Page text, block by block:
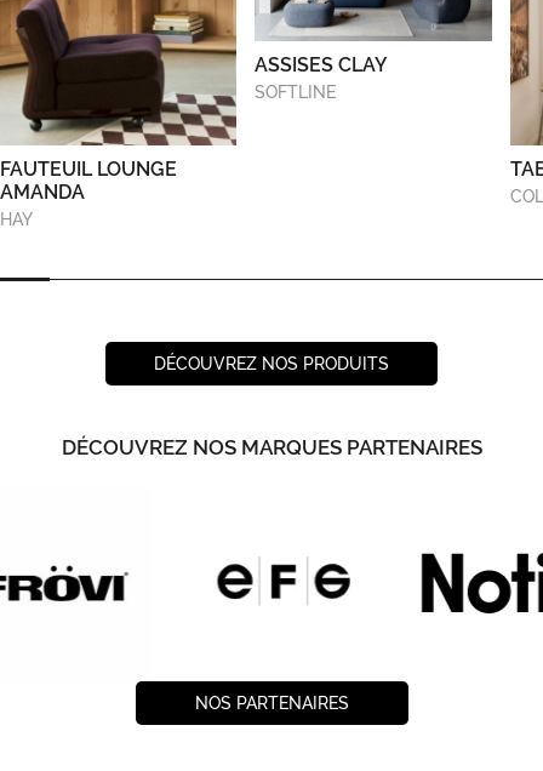
FAUTEUIL LOUNGE
AMANDA
HAY
ASSISES CLAY
SOFTLINE
DÉCOUVREZ NOS PRODUITS
DÉCOUVREZ NOS MARQUES PARTENAIRES
NOS PARTENAIRES